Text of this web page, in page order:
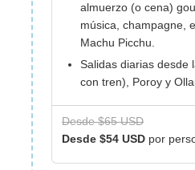
almuerzo (o cena)
música, champagne,
Machu Picchu.
Salidas diarias desde
con tren), Poroy y
Desde $65 USD
Desde $54 USD por